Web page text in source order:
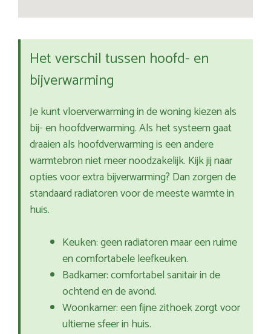
Het verschil tussen hoofd- en
bijverwarming
Je kunt vloerverwarming in de woning kiezen als
bij- en hoofdverwarming. Als het systeem gaat
draaien als hoofdverwarming is een andere
warmtebron niet meer noodzakelijk. Kijk jij naar
opties voor extra bijverwarming? Dan zorgen de
standaard radiatoren voor de meeste warmte in
huis.
Keuken: geen radiatoren maar een ruime
en comfortabele leefkeuken.
Badkamer: comfortabel sanitair in de
ochtend en de avond.
Woonkamer: een fijne zithoek zorgt voor
ultieme sfeer in huis.